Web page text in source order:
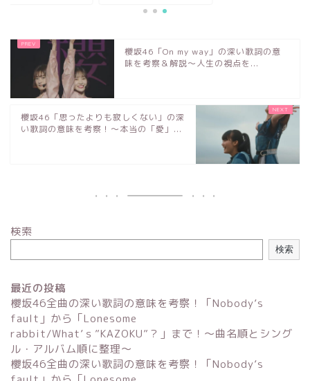
櫻坂46「On my way」の深い歌詞の意
味を考察＆解説～人生の視点を...
櫻坂46「思ったよりも寂しくない」の深
い歌詞の意味を考察！〜本当の「愛」...
検索
検索
最近の投稿
櫻坂46全曲の深い歌詞の意味を考察！「Nobody’s
fault」から「Lonesome
rabbit/What’ｓ”KAZOKU”？」まで！〜曲名順とシング
ル・アルバム順に整理～
櫻坂46全曲の深い歌詞の意味を考察！「Nobody’s